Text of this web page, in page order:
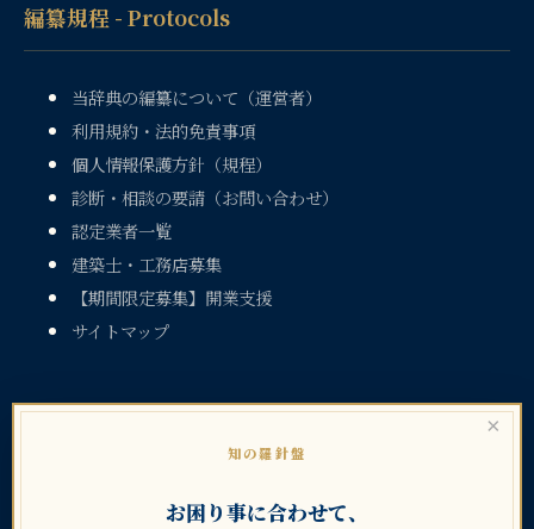
編纂規程 - Protocols
当辞典の編纂について（運営者）
利用規約・法的免責事項
個人情報保護方針（規程）
診断・相談の要請（お問い合わせ）
認定業者一覧
建築士・工務店募集
【期間限定募集】開業支援
サイトマップ
暮らしのトラブル大辞典シリーズ
×
知の羅針盤
お困り事に合わせて、